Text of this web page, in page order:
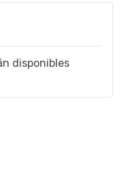
disponibles